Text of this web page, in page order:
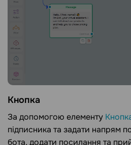
Кнопка
За допомогою елементу
підписника та задати напрям
бота, додати посилання та